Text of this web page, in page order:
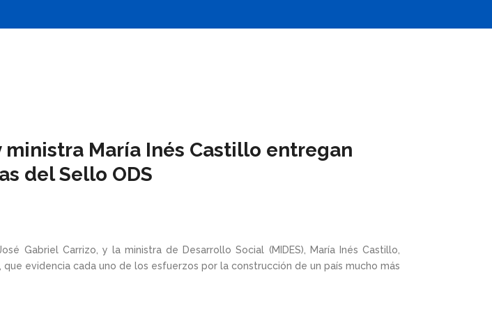
María Inés Castillo entregan
del Sello ODS
Gabriel Carrizo, y la ministra de Desarrollo Social (MIDES), María Inés Castillo,
evidencia cada uno de los esfuerzos por la construcción de un país mucho más